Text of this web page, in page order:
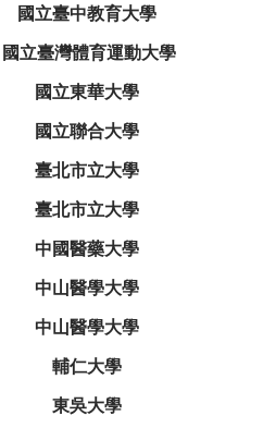
國立臺中教育大學
國立臺灣體育運動大學
國立東華大學
國立聯合大學
臺北市立大學
臺北市立大學
中國醫藥大學
中山醫學大學
中山醫學大學
輔仁大學
東吳大學